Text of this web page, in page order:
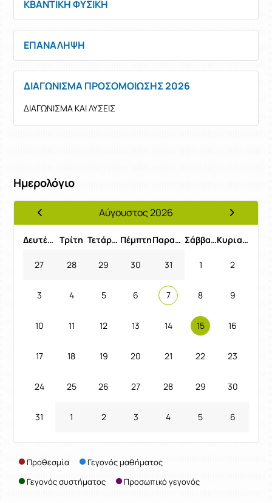
ΚΒΑΝΤΙΚΗ ΦΥΣΙΚΗ
ΕΠΑΝΑΛΗΨΗ
ΔΙΑΓΩΝΙΣΜΑ ΠΡΟΣΟΜΟΙΩΣΗΣ 2026
ΔΙΑΓΩΝΙΣΜΑ ΚΑΙ ΛΥΣΕΙΣ
Ημερολόγιο
Προηγούμενος ΜήναςΑύγουστος 2026
Επόμενος
Δευτέρα Τρίτη Τετάρτη Πέμπτη Παρασκευή Σάββατο Κυριακή
27 28 29 30 31 1 2
3 4 5 6 7 8 9
10 11 12 13 14 15 16
17 18 19 20 21 22 23
24 25 26 27 28 29 30
31 1 2 3 4 5 6
Προθεσμία
Γεγονός μαθήματος
Γεγονός συστήματος
Προσωπικό γεγονός